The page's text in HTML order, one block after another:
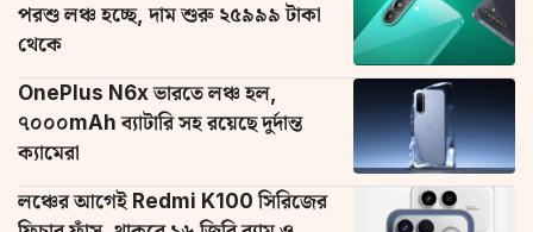
পরশু লঞ্চ হচ্ছে, দাম শুরু ২৫৯৯৯ টাকা
থেকে
OnePlus N6x ভারতে লঞ্চ হল,
৭০০০mAh ব্যাটারি সহ রয়েছে দুর্দান্ত
ক্যামেরা
লঞ্চের আগেই Redmi K100 সিরিজের